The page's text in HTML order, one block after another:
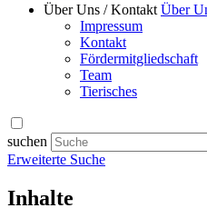
Über Uns / Kontakt Über
Impressum
Kontakt
Fördermitgliedschaft
Team
Tierisches
suchen
Erweiterte Suche
Inhalte